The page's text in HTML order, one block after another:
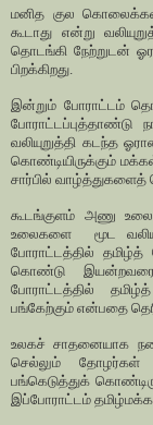
மனித குல
கூடாது என்று
தொடங்கி நேற்றுடன்
பிறக்கிறது.
இன்றும் போராட்டம்
போராட்டப்புத்தாண்டு
வலியுறுத்தி கடந்த
கொண்டியிருக்கும்
சார்பில் வாழ்த்துகளைத்
கூடங்குளம் அணு
உலைகளை மூட
போராட்டத்தில்
கொண்டு இயன்றவரை
போராட்டத்தில்
பங்கேற்கும் என்பதை
உலகச் சாதனையாக
செல்லும் தோழர்கள்
பங்கெடுத்துக்
இப்போராட்டம்